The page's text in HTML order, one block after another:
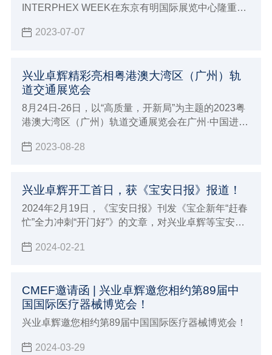
INTERPHEX WEEK在东京有明国际展览中心隆重举
（展位14-14），展会期间吸引了来自世界各地行业
2023-07-07
兴业卓辉精彩亮相粤港澳大湾区（广州）轨
道交通展览会
8月24日-26日，以“高质量，开新局”为主题的2023粤
港澳大湾区（广州）轨道交通展览会在广州·中国进出
轨道交通洁净与防护用品研发制造商——兴业卓辉受
2023-08-28
兴业卓辉开工首日，获《宝安日报》报道！
2024年2月19日，《宝安日报》刊发《宝企新年“赶春
忙”全力冲刺“开门好”》的文章，对兴业卓辉等宝安区
象进行关注报道。报道发布后，引发广泛关注。
2024-02-21
CMEF邀请函 | 兴业卓辉邀您相约第89届中
国国际医疗器械博览会！
兴业卓辉邀您相约第89届中国国际医疗器械博览会！
2024-03-29